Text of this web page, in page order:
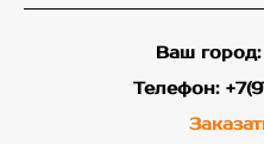
Ваш
Телефон: